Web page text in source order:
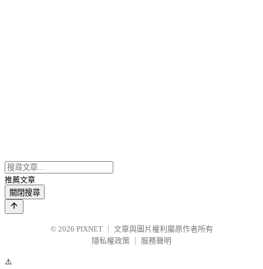
推薦文章
關閉搜尋
© 2026 PIXNET
文章與圖片權利屬原作者所有
隱私權政策
服務聲明
⚠️